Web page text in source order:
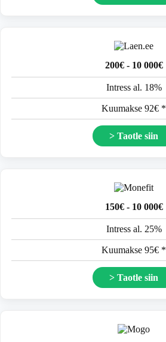
200€ - 10 000€
Intress al. 18%
Kuumakse 92€ *
> Taotle siin
150€ - 10 000€
Intress al. 25%
Kuumakse 95€ *
> Taotle siin